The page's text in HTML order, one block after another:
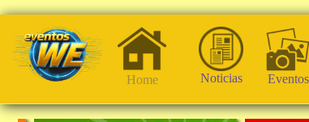
Home Noticias Eventos